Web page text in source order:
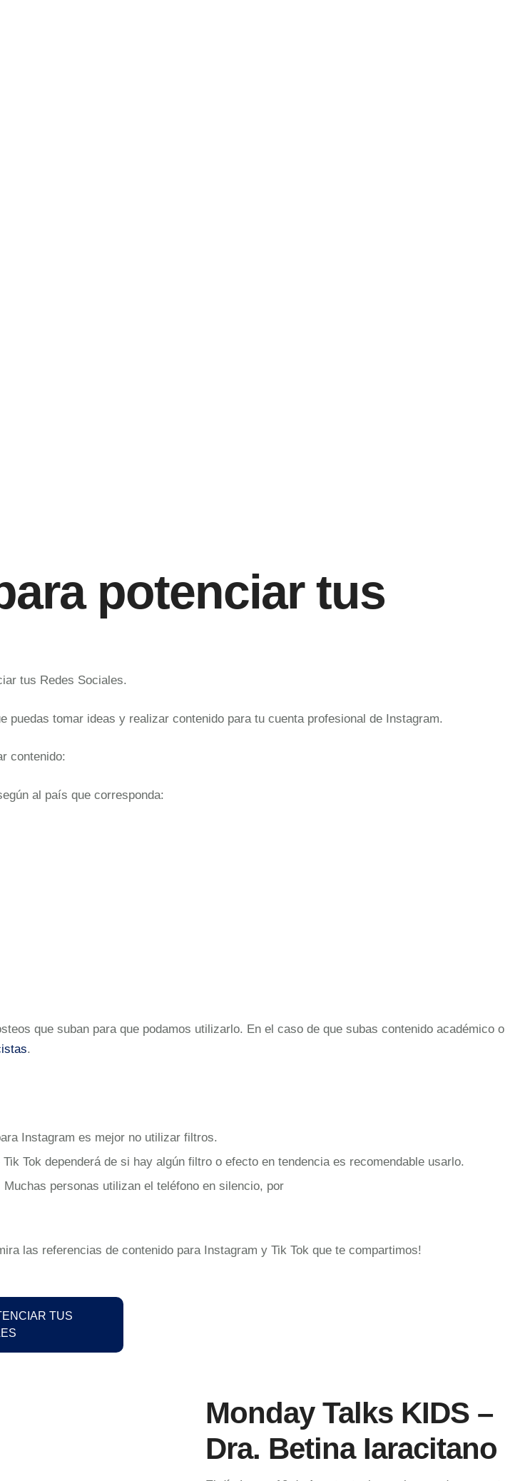
potenciar tus
tus Redes Sociales.
puedas tomar ideas y realizar contenido para tu cuenta profesional de Instagram.
contenido:
al país que corresponda:
que suban para que podamos utilizarlo. En el caso de que subas contenido académico o
.
Instagram es mejor no utilizar filtros.
Tok dependerá de si hay algún filtro o efecto en tendencia es recomendable usarlo.
personas utilizan el teléfono en silencio, por
las referencias de contenido para Instagram y Tik Tok que te compartimos!
TUS
Monday Talks KIDS –
Dra. Betina Iaracitano